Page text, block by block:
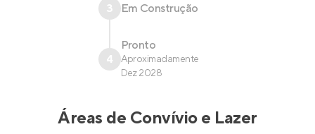
3 Em Construção
4
Pronto
Aproximadamente
Dez 2028
Áreas de Convívio e Lazer